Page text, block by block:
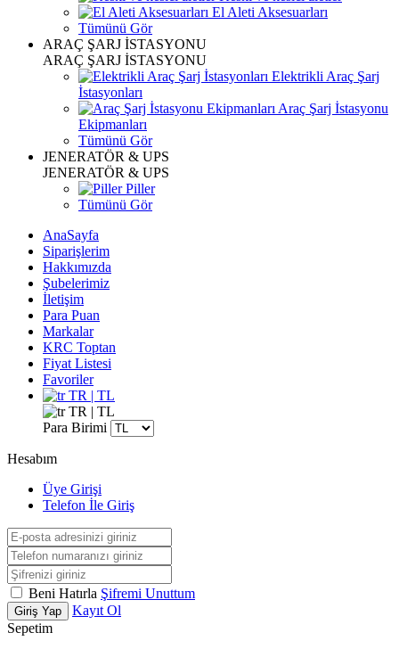
El Aleti Aksesuarları
Tümünü Gör
ARAÇ ŞARJ İSTASYONU
ARAÇ ŞARJ İSTASYONU
Elektrikli Araç Şarj
İstasyonları
Araç Şarj İstasyonu
Ekipmanları
Tümünü Gör
JENERATÖR & UPS
JENERATÖR & UPS
Piller
Tümünü Gör
AnaSayfa
Siparişlerim
Hakkımızda
Şubelerimiz
İletişim
Para Puan
Markalar
KRC Toptan
Fiyat Listesi
Favoriler
TR | TL
TR | TL
Para Birimi
Hesabım
Üye Girişi
Telefon İle Giriş
Beni Hatırla Şifremi Unuttum
Giriş Yap
Kayıt Ol
Sepetim